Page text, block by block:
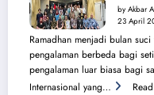
by Akbar
23 April
Ramadhan menjadi bulan
pengalaman berbeda bagi
pengalaman luar biasa bagi
Internasional yang…